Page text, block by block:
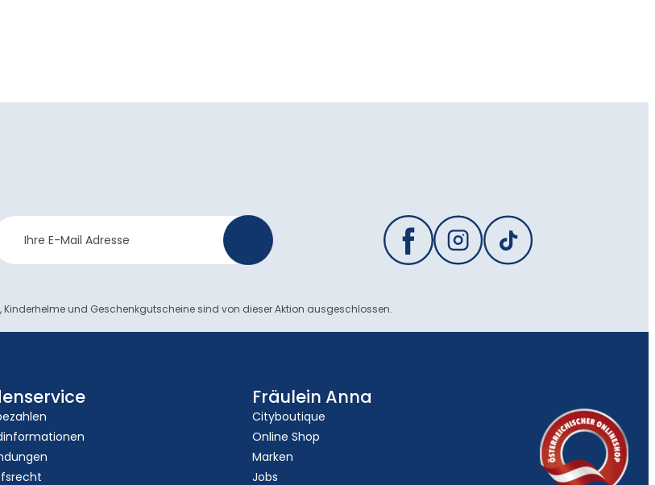
Kinderhelme und Geschenkgutscheine sind von dieser Aktion ausgeschlossen.
Fräulein Anna
Cityboutique
Online Shop
Marken
Jobs